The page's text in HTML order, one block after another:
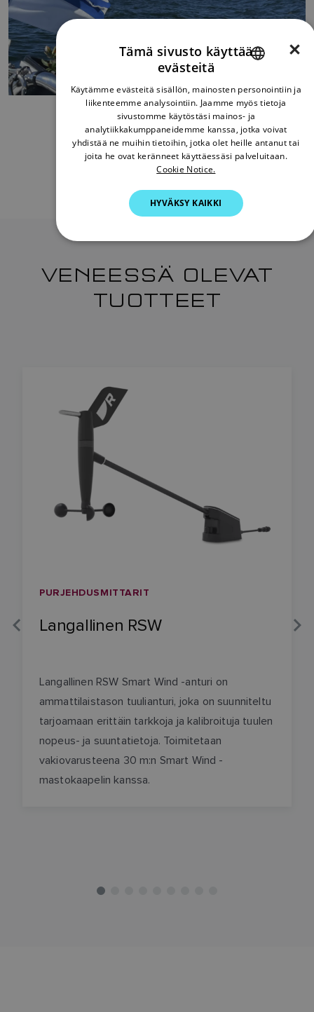
Share:
VENEESSÄ OLEVAT
TUOTTEET
PURJEHDUSMITTARIT
Langallinen RSW
Langallinen RSW Smart Wind -anturi on
ammattilaistason tuulianturi, joka on suunniteltu
tarjoamaan erittäin tarkkoja ja kalibroituja tuulen
nopeus- ja suuntatietoja. Toimitetaan
vakiovarusteena 30 m:n Smart Wind -
mastokaapelin kanssa.
FRENCH
DANISH
ITALIAN
SPANISH
×
Tämä sivusto käyttää
evästeitä
Käytämme evästeitä sisällön, mainosten personointiin ja
liikenteemme analysointiin. Jaamme myös tietoja
sivustomme käytöstäsi mainos- ja
analytiikkakumppaneidemme kanssa, jotka voivat
yhdistää ne muihin tietoihin, jotka olet heille antanut tai
joita he ovat keränneet käyttäessäsi palveluitaan.
Cookie Notice.
HYVÄKSY KAIKKI